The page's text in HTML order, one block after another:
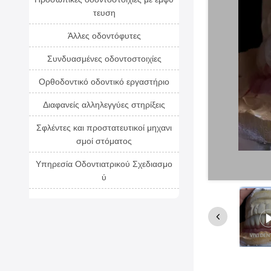
τευση
Άλλες οδοντόφυτες
Συνδυασμένες οδοντοστοιχίες
Ορθοδοντικό οδοντικό εργαστήριο
Διαφανείς αλληλεγγύες στηρίξεις
Σφλέντες και προστατευτικοί μηχανι
σμοί στόματος
Υπηρεσία Οδοντιατρικού Σχεδιασμο
ύ